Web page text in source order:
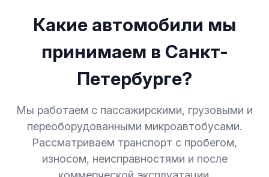
Какие автомобили мы
принимаем в Санкт-
Петербурге?
Мы работаем с пассажирскими, грузовыми и
переоборудованными микроавтобусами.
Рассматриваем транспорт с пробегом,
износом, неисправностями и после